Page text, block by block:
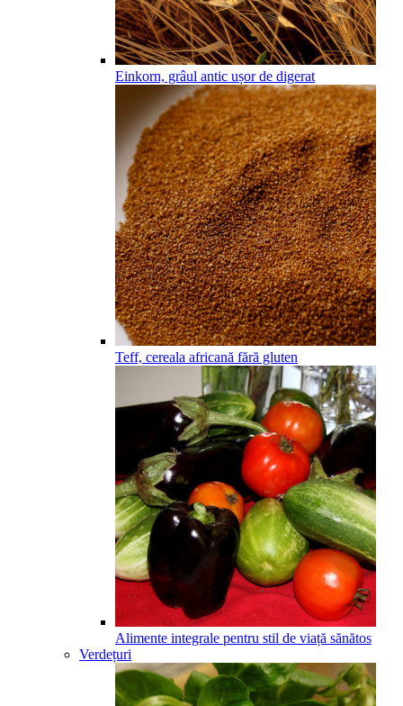
Einkorn, grâul antic ușor de digerat
Teff, cereala africană fără gluten
Alimente integrale pentru stil de viață sănătos
Verdețuri